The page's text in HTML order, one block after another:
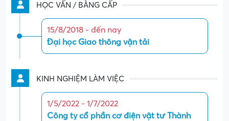
HỌC VẤN / BẰNG CẤP
15/8/2018 - đến nay
Đại học Giao thông vận tải
KINH NGHIỆM LÀM VIỆC
1/5/2022 - 1/7/2022
Công ty cổ phần cơ điện vật tư Thành